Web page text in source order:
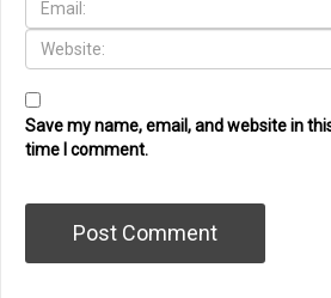
Save my name, email, and website in
time I comment.